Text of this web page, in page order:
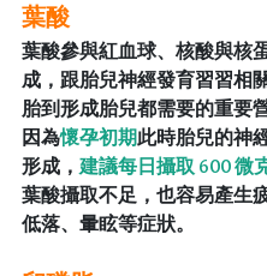
葉酸
葉酸參與紅血球、核酸與核
成，跟胎兒神經發育習習相
胎到形成胎兒都需要的重要
因為懷孕初期此時胎兒的神
形成， 建議每日攝取 600 微
葉酸攝取不足，也容易產生
低落、暈眩等症狀。